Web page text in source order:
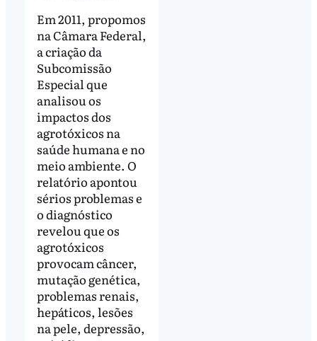
Em 2011, propomos
na Câmara Federal,
a criação da
Subcomissão
Especial que
analisou os
impactos dos
agrotóxicos na
saúde humana e no
meio ambiente. O
relatório apontou
sérios problemas e
o diagnóstico
revelou que os
agrotóxicos
provocam câncer,
mutação genética,
problemas renais,
hepáticos, lesões
na pele, depressão,